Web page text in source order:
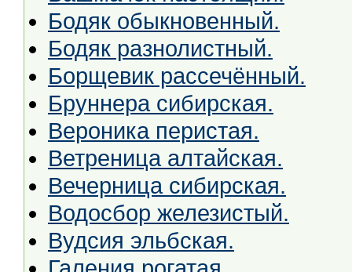
Бодяк обыкновенный.
Бодяк разнолистный.
Борщевик рассечённый.
Бруннера сибирская.
Вероника перистая.
Ветреница алтайская.
Вечерница сибирская.
Водосбор железистый.
Вудсия эльбская.